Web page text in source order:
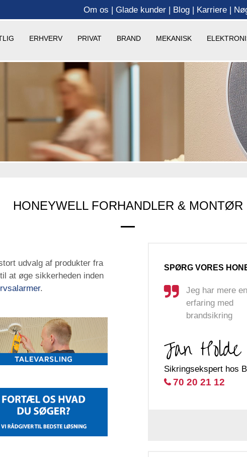
Om os Glade kunder Blog Karriere
ERHVERV PRIVAT BRAND MEKANISK
HONEYWELL FORHANDLER & MONTØR
udvalg af produkter fra
at øge sikkerheden inden
.
SPØRG VORES
Jeg har mere
erfaring med
brandsikring
Jan Holde
Sikringsekspert hos
70 20 21 12